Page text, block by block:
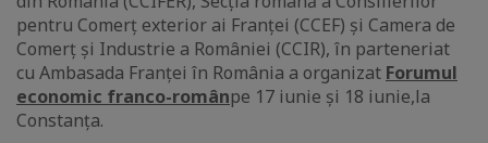
pentru Comerț exterior ai Franței (CCEF) și Camera de
Comerț și Industrie a României (CCIR), în parteneriat
cu Ambasada Franței în România a organizat Forumul
economic franco-românpe 17 iunie și 18 iunie,la
Constanța.